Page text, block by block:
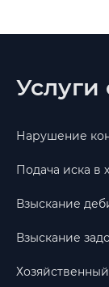
Услуги
Нарушение
Подача иска в
Взыскание
Взыскание